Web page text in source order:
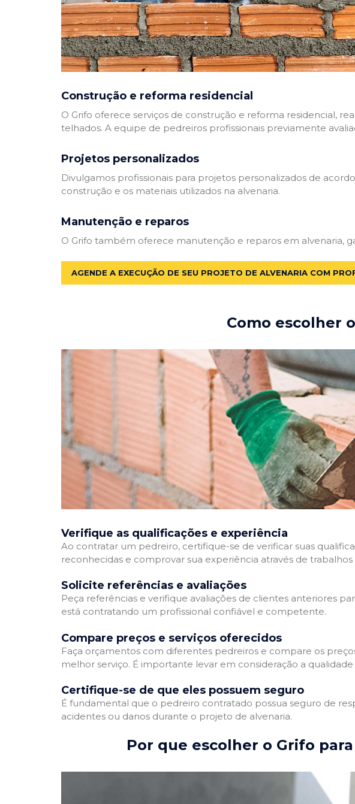
Construção e reforma residencial
O Grifo oferece serviços de construção e reforma residencial,
telhados. A equipe de pedreiros profissionais previamente
Projetos personalizados
Divulgamos profissionais para projetos personalizados de
construção e os materiais utilizados na alvenaria.
Manutenção e reparos
O Grifo também oferece manutenção e reparos em alvenaria,
AGENDE A EXECUÇÃO DE SEU PROJETO DE ALVENARIA COM
Como escolher
Verifique as qualificações e experiência
Ao contratar um pedreiro, certifique-se de verificar suas
reconhecidas e comprovar sua experiência através de trabalhos
Solicite referências e avaliações
Peça referências e verifique avaliações de clientes anteriores
está contratando um profissional confiável e competente.
Compare preços e serviços oferecidos
Faça orçamentos com diferentes pedreiros e compare os
melhor serviço. É importante levar em consideração a
Certifique-se de que eles possuem seguro
É fundamental que o pedreiro contratado possua seguro de
acidentes ou danos durante o projeto de alvenaria.
Por que escolher o Grifo